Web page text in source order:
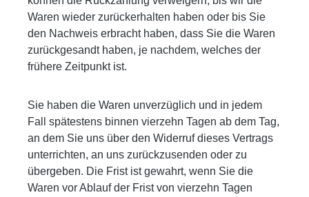
Waren wieder zurückerhalten haben oder bis Sie
den Nachweis erbracht haben, dass Sie die Waren
zurückgesandt haben, je nachdem, welches der
frühere Zeitpunkt ist.
Sie haben die Waren unverzüglich und in jedem
Fall spätestens binnen vierzehn Tagen ab dem Tag,
an dem Sie uns über den Widerruf dieses Vertrags
unterrichten, an uns zurückzusenden oder zu
übergeben. Die Frist ist gewahrt, wenn Sie die
Waren vor Ablauf der Frist von vierzehn Tagen